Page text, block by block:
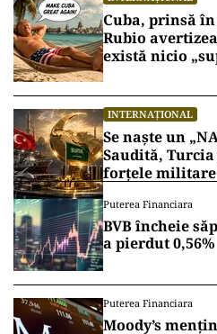
Sursa: Ziarul de Gardă
Vrei să fii mereu la curent
Puterea.ro și pe canalul
Cuba, prinsă
Rubio
există nicio